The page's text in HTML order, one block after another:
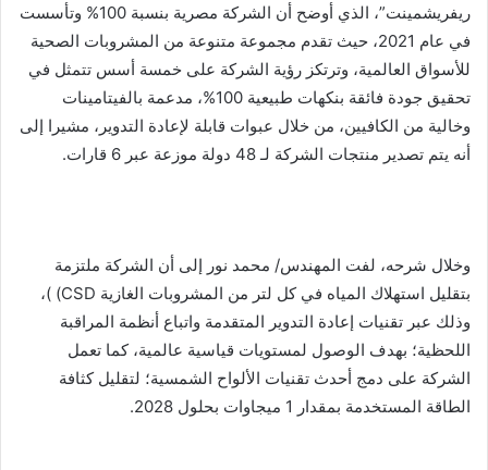
ريفريشمينت”، الذي أوضح أن الشركة مصرية بنسبة 100% وتأسست
في عام 2021، حيث تقدم مجموعة متنوعة من المشروبات الصحية
للأسواق العالمية، وترتكز رؤية الشركة على خمسة أسس تتمثل في
تحقيق جودة فائقة بنكهات طبيعية 100%، مدعمة بالفيتامينات
وخالية من الكافيين، من خلال عبوات قابلة لإعادة التدوير، مشيرا إلى
أنه يتم تصدير منتجات الشركة لـ 48 دولة موزعة عبر 6 قارات.
وخلال شرحه، لفت المهندس/ محمد نور إلى أن الشركة ملتزمة
بتقليل استهلاك المياه في كل لتر من المشروبات الغازية CSD) )،
وذلك عبر تقنيات إعادة التدوير المتقدمة واتباع أنظمة المراقبة
اللحظية؛ بهدف الوصول لمستويات قياسية عالمية، كما تعمل
الشركة على دمج أحدث تقنيات الألواح الشمسية؛ لتقليل كثافة
الطاقة المستخدمة بمقدار 1 ميجاوات بحلول 2028.